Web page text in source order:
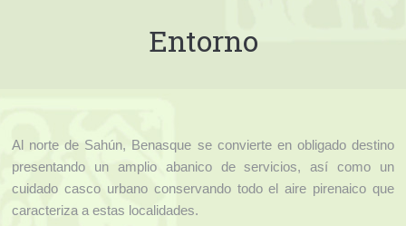
Apartamentos
Rutas
Imágenes
Entorno
Al norte de Sahún, Benasque se convierte en obligado destino
presentando un amplio abanico de servicios, así como un
cuidado casco urbano conservando todo el aire pirenaico que
caracteriza a estas localidades.